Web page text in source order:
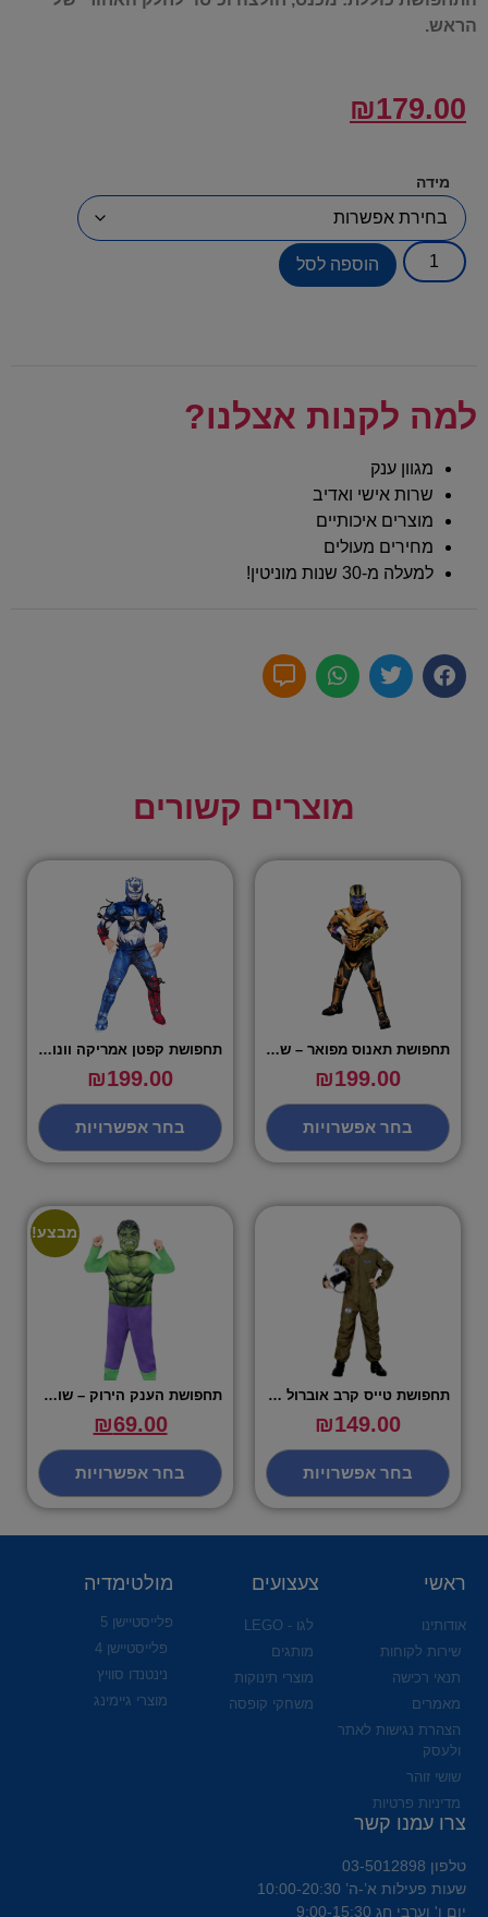
הראש.
₪179.00
מידה
הוספה לסל
למה לקנות אצלנו?
מגוון ענק
שרות אישי ואדיב
מוצרים איכותיים
מחירים מעולים
למעלה מ-30 שנות מוניטין!
מוצרים קשורים
תחפושת תאנוס מפואר – שושי זוהר
₪199.00
בחר אפשרויות
תחפושת קפטן אמריקה וונום – שושי זוהר
₪199.00
בחר אפשרויות
תחפושת טייס קרב אוברול – שושי וזוהר
₪149.00
בחר אפשרויות
מבצע!
תחפושת הענק הירוק – שושי זוהר
₪69.00
בחר אפשרויות
ראשי
אודותינו
שירות לקוחות
תנאי רכישה
מאמרים
הצהרת נגישות לאתר
ולעסק
שושי זוהר
מדיניות פרטיות
צעצועים
לגו - LEGO
מותגים
מוצרי תינוקות
משחקי קופסה
מולטימדיה
פלייסטיישן 5
פלייסטיישן 4
נינטנדו סוויץ
מוצרי גיימינג
צרו עמנו קשר
טלפון 03-5012898
שעות פעילות א’-ה’ 10:00-20:30
יום ו' וערבי חג 9:00-15:30